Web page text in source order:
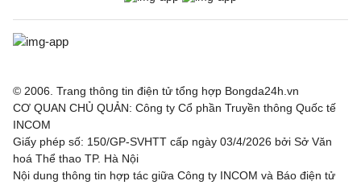
© 2006. Trang thông tin điện tử tổng hợp Bongda24h.vn
CƠ QUAN CHỦ QUẢN: Công ty Cổ phần Truyền thông Quốc tế
INCOM
Giấy phép số: 150/GP-SVHTT cấp ngày 03/4/2026 bởi Sở Văn
hoá Thể thao TP. Hà Nội
Nội dung thông tin hợp tác giữa Công ty INCOM và Báo điện tử